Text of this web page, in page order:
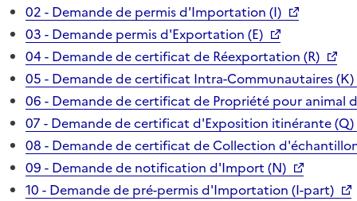
02 - Demande de permis d'Importation (I)
03 - Demande permis d'Exportation (E)
04 - Demande de certificat de Réexportation (R)
05 - Demande de certificat Intra-Communautaires (K)
06 - Demande de certificat de Propriété pour animal
07 - Demande de certificat d'Exposition itinérante (Q)
08 - Demande de certificat de Collection
09 - Demande de notification d'Import (N)
10 - Demande de pré-permis d'Importation (I-part)